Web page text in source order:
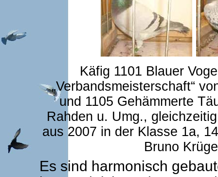
Käfig 1101 Blauer
„Verbandsmeisterschaft“
und 1105 Gehämmerte
Rahden u. Umg.,
aus 2007 in der Klasse 1a,
Bruno
Es sind harmonisch